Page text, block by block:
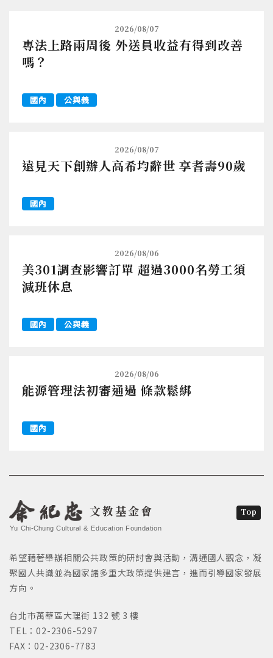
2026/08/07
專法上路兩周後 外送員收益有得到改善
嗎？
國內 公與義
2026/08/07
遠見天下創辦人高希均辭世 享耆壽90歲
國內
2026/08/06
美301調查影響訂單 超過3000名勞工須
減班休息
國內 公與義
2026/08/06
能源管理法初審通過 條款鬆綁
國內
文教基金會
Yu Chi-Chung Cultural & Education Foundation
希望藉著舉辦相關公共政策的研討會與活動，溝通國人觀念，凝
聚國人共識並為國家諸多重大政策提供建言，進而引導國家發展
方向。
台北市萬華區大理街 132 號 3 樓
TEL：02-2306-5297
FAX：02-2306-7783
Top